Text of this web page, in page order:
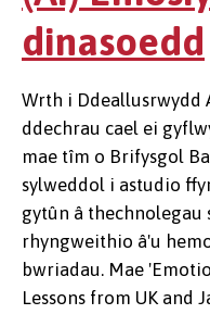
dinasoedd
Wrth i Ddeallusrwydd
ddechrau cael ei
mae tîm o Brifysgol
sylweddol i astudio
gytûn â thechnolegau
rhyngweithio â'u
bwriadau. Mae
Lessons from UK and